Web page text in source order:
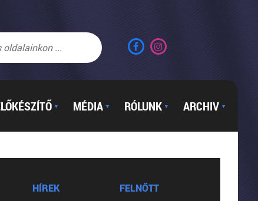
▼ MÉDIA ▼ RÓLUNK ▼ ARCHIV ▼
HÍREK
FELNŐTT